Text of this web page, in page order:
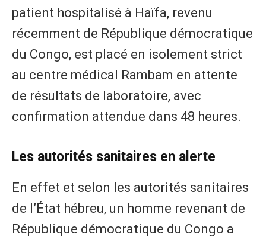
patient hospitalisé à Haïfa, revenu
récemment de République démocratique
du Congo, est placé en isolement strict
au centre médical Rambam en attente
de résultats de laboratoire, avec
confirmation attendue dans 48 heures.
Les autorités sanitaires en alerte
En effet et selon les autorités sanitaires
de l’État hébreu, un homme revenant de
République démocratique du Congo a